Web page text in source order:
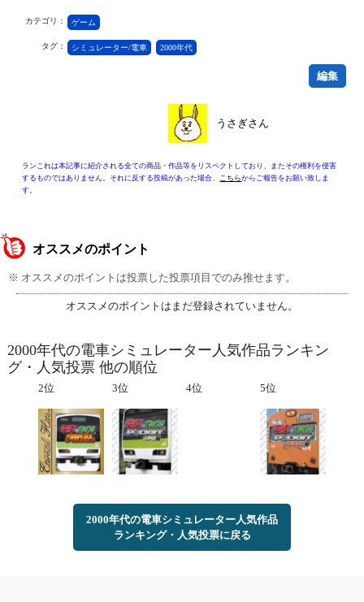
カテゴリ： ゲーム
タグ： シミュレーター/電車 2000年代
編集
うさぎさん
ランこれは本記事に紹介される全ての商品・作品等をリスペクトしており、またその権利を侵害
するものではありません。それに反する投稿があった場合、 こちらからご報告をお願い致しま
す。
オススメのポイント
※ オススメのポイントは投票した投票項目でのみ推せます。
オススメのポイントはまだ登録されていません。
2000年代の電車シミュレーター人気作品ランキン
グ・人気投票 他の順位
2位 3位 4位 5位
2000年代の電車シミュレーター人気作品
ランキング・人気投票に戻る